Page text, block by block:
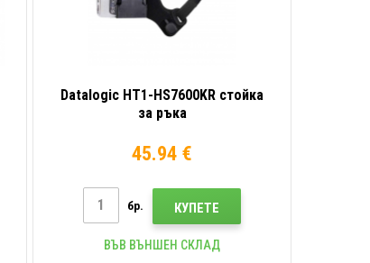
Datalogic HT1-HS7600KR стойка
за ръка
45.94 €
бр. КУПЕТЕ
ВЪВ ВЪНШЕН СКЛАД